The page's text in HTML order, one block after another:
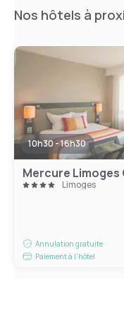
Nos hôtels à
10h30 - 16h30
Mercure Limoges
Limoges
Annulation gratuite
Paiement à l'hôtel